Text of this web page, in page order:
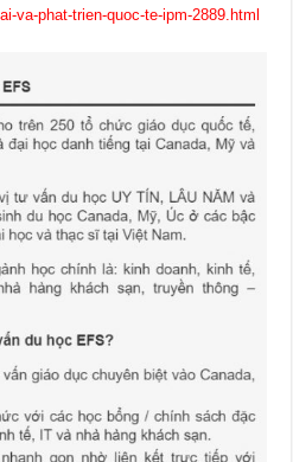
va-phat-trien-quoc-te-ipm-2889.html